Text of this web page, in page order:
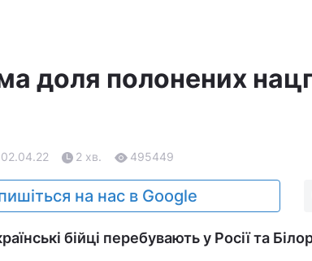
доля полонених
02.04.22 2 хв. 495449
на нас в Google
бійці перебувають у Росії та